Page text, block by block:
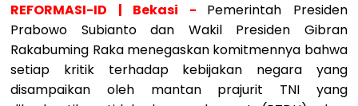
REFORMASI-ID | Bekasi - Pemerintah Presiden
Prabowo Subianto dan Wakil Presiden Gibran
Rakabuming Raka menegaskan komitmennya bahwa
setiap kritik terhadap kebijakan negara yang
disampaikan oleh mantan prajurit TNI yang